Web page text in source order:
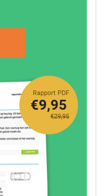
Rapport PDF
€29,95
€9,95